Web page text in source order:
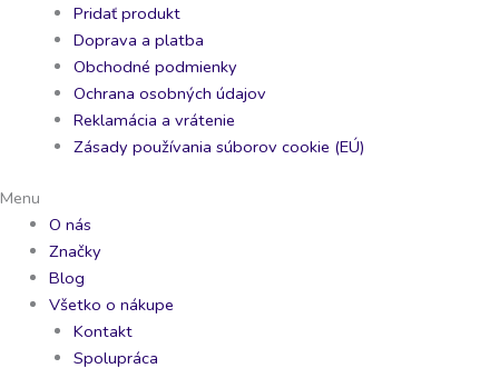
Pridať produkt
Doprava a platba
Obchodné podmienky
Ochrana osobných údajov
Reklamácia a vrátenie
Zásady používania súborov cookie (EÚ)
Menu
O nás
Značky
Blog
Všetko o nákupe
Kontakt
Spolupráca